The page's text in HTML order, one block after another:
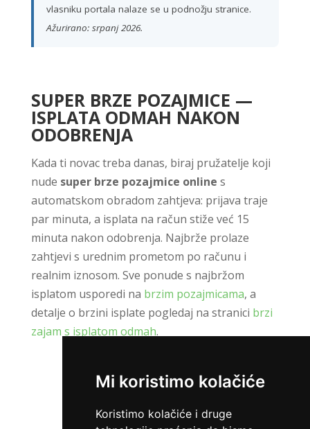
Mi koristimo kolačiće
Koristimo kolačiće i druge
vlasniku portala nalaze se u podnožju stranice.
Ažurirano: srpanj 2026.
SUPER BRZE POZAJMICE —
ISPLATA ODMAH NAKON
ODOBRENJA
Kada ti novac treba danas, biraj pružatelje koji
nude super brze pozajmice online s
automatskom obradom zahtjeva: prijava traje
par minuta, a isplata na račun stiže već 15
minuta nakon odobrenja. Najbrže prolaze
zahtjevi s urednim prometom po računu i
realnim iznosom. Sve ponude s najbržom
isplatom usporedi na brzim pozajmicama, a
detalje o brzini isplate pogledaj na stranici brzi
zajam s isplatom odmah.
ZATRAŽI KREDIT